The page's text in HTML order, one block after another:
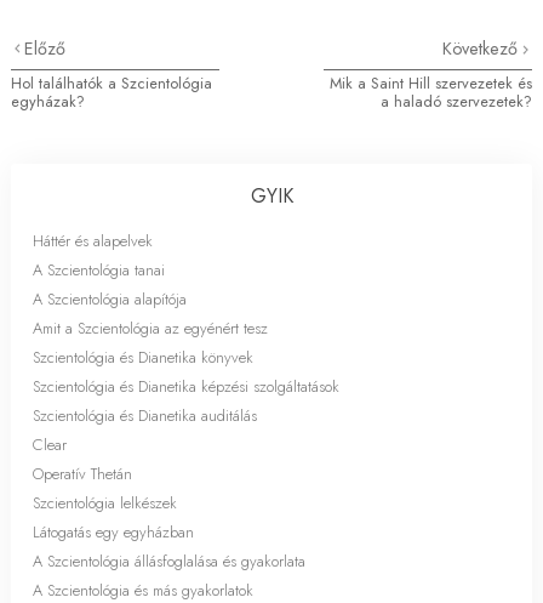
Előző
Hol találhatók a Szcientológia
egyházak?
Következő
Mik a Saint Hill szervezetek és
a haladó szervezetek?
GYIK
Háttér és alapelvek
A Szcientológia tanai
A Szcientológia alapítója
Amit a Szcientológia az egyénért tesz
Szcientológia és Dianetika könyvek
Szcientológia és Dianetika képzési szolgáltatások
Szcientológia és Dianetika auditálás
Clear
Operatív Thetán
Szcientológia lelkészek
Látogatás egy egyházban
A Szcientológia állásfoglalása és gyakorlata
A Szcientológia és más gyakorlatok